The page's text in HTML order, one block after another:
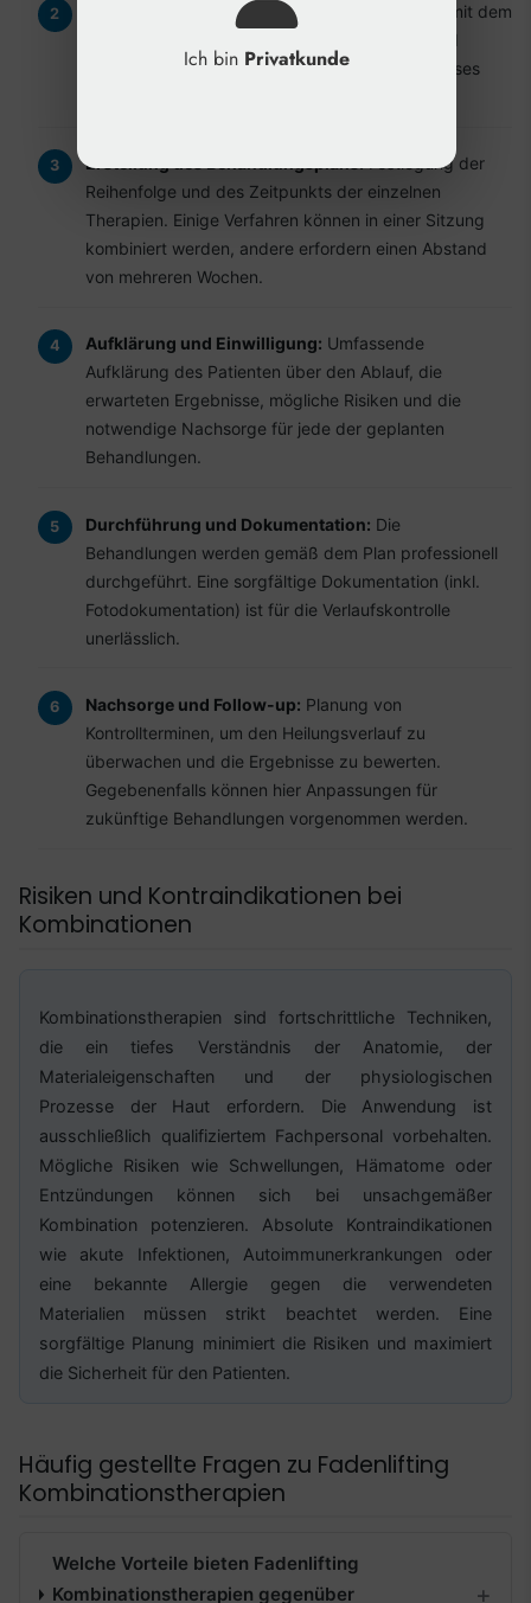
Definition der Behandlungsziele:
Gemeinsam mit dem
Patienten wird ein realistisches Ziel definiert und
festgelegt, welche Verfahren zur Erreichung dieses
Erstellung des Behandlungsplans:
Festlegung der
Reihenfolge und des Zeitpunkts der einzelnen
Therapien. Einige Verfahren können in einer Sitzung
kombiniert werden, andere erfordern einen Abstand
von mehreren Wochen.
Aufklärung und Einwilligung: Umfassende
Aufklärung des Patienten über den Ablauf, die
erwarteten Ergebnisse, mögliche Risiken und die
notwendige Nachsorge für jede der geplanten
Behandlungen.
Durchführung und Dokumentation: Die
Behandlungen werden gemäß dem Plan professionell
durchgeführt. Eine sorgfältige Dokumentation (inkl.
Fotodokumentation) ist für die Verlaufskontrolle
unerlässlich.
Nachsorge und Follow-up: Planung von
Kontrollterminen, um den Heilungsverlauf zu
überwachen und die Ergebnisse zu bewerten.
Gegebenenfalls können hier Anpassungen für
zukünftige Behandlungen vorgenommen werden.
Risiken und Kontraindikationen bei
Kombinationen
Kombinationstherapien sind fortschrittliche Techniken,
die ein tiefes Verständnis der Anatomie, der
Materialeigenschaften und der physiologischen
Prozesse der Haut erfordern. Die Anwendung ist
ausschließlich qualifiziertem Fachpersonal vorbehalten.
Mögliche Risiken wie Schwellungen, Hämatome oder
Entzündungen können sich bei unsachgemäßer
Kombination potenzieren. Absolute Kontraindikationen
wie akute Infektionen, Autoimmunerkrankungen oder
eine bekannte Allergie gegen die verwendeten
Materialien müssen strikt beachtet werden. Eine
sorgfältige Planung minimiert die Risiken und maximiert
die Sicherheit für den Patienten.
Häufig gestellte Fragen zu Fadenlifting
Kombinationstherapien
Welche Vorteile bieten Fadenlifting
Kombinationstherapien gegenüber
Ich bin Privatkunde